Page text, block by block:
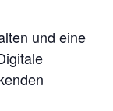
und eine